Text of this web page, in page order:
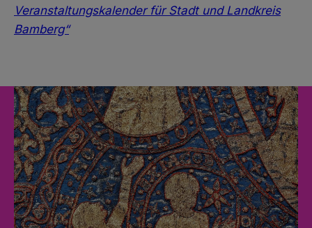
Veranstaltungskalender für Stadt und Landkreis
Bamberg“